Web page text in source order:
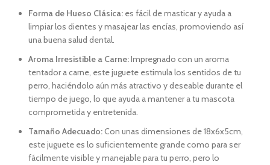
Forma de Hueso Clásica: es fácil de masticar y ayuda a
limpiar los dientes y masajear las encías, promoviendo así
una buena salud dental.
Aroma Irresistible a Carne:Impregnado con un aroma
tentador a carne, este juguete estimula los sentidos de tu
perro, haciéndolo aún más atractivo y deseable durante el
tiempo de juego, lo que ayuda a mantener a tu mascota
comprometida y entretenida.
Tamaño Adecuado:Con unas dimensiones de 18x6x5cm,
este juguete es lo suficientemente grande como para ser
fácilmente visible y manejable para tu perro, pero lo